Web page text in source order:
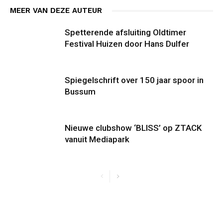
MEER VAN DEZE AUTEUR
Spetterende afsluiting Oldtimer
Festival Huizen door Hans Dulfer
Spiegelschrift over 150 jaar spoor in
Bussum
Nieuwe clubshow ‘BLISS’ op ZTACK
vanuit Mediapark